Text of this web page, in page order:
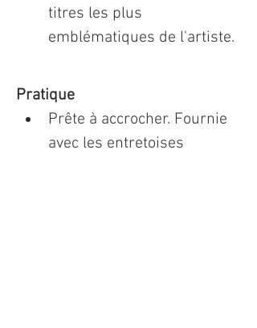
titres les plus
emblématiques de l'artiste.
Pratique
Prête à accrocher. Fournie
avec les entretoises